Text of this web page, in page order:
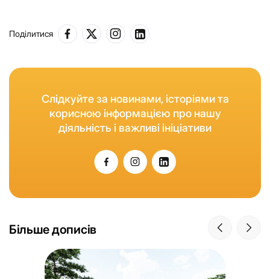
Поділитися
Слідкуйте за новинами, історіями та
корисною інформацією про нашу
діяльність і важливі ініціативи
Більше дописів